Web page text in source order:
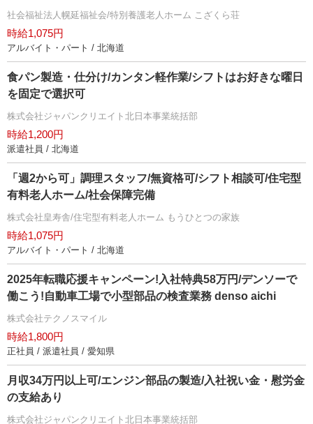
社会福祉法人幌延福祉会/特別養護老人ホーム こざくら荘
時給1,075円
アルバイト・パート / 北海道
食パン製造・仕分け/カンタン軽作業/シフトはお好きな曜日
を固定で選択可
株式会社ジャパンクリエイト北日本事業統括部
時給1,200円
派遣社員 / 北海道
「週2から可」調理スタッフ/無資格可/シフト相談可/住宅型
有料老人ホーム/社会保障完備
株式会社皇寿舎/住宅型有料老人ホーム もうひとつの家族
時給1,075円
アルバイト・パート / 北海道
2025年転職応援キャンペーン!入社特典58万円/デンソーで
働こう!自動車工場で小型部品の検査業務 denso aichi
株式会社テクノスマイル
時給1,800円
正社員 / 派遣社員 / 愛知県
月収34万円以上可/エンジン部品の製造/入社祝い金・慰労金
の支給あり
株式会社ジャパンクリエイト北日本事業統括部